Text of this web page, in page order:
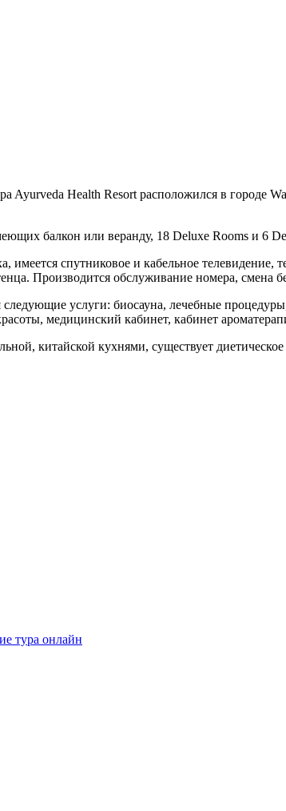
Ayurveda Health Resort расположился в городе
балкон или веранду, 18 Deluxe Rooms и 6
спутниковое и кабельное
Производится обслуживание номера, смена
услуги: биосауна, лечебные
медицинский кабинет, кабинет
китайской кухнями, существует